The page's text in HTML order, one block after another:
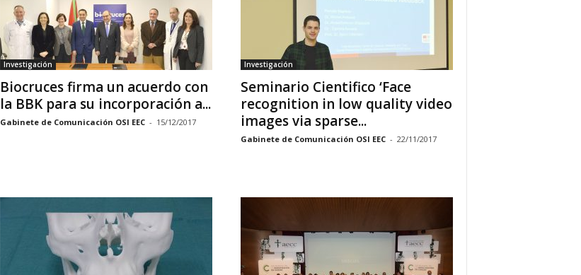
Investigación
Biocruces firma un acuerdo con
la BBK para su incorporación a...
Gabinete de Comunicación OSI EEC - 15/12/2017
Investigación
Seminario Cientifico ‘Face
recognition in low quality video
images via sparse...
Gabinete de Comunicación OSI EEC - 22/11/2017